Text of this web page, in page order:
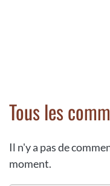
Tous les
Il n'y a pas de
moment.